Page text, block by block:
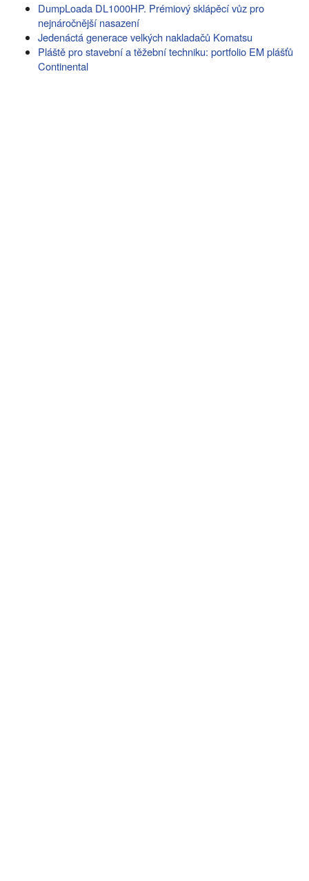
DumpLoada DL1000HP. Prémiový sklápěcí vůz pro
nejnáročnější nasazení
Jedenáctá generace velkých nakladačů Komatsu
Pláště pro stavební a těžební techniku: portfolio EM plášťů
Continental